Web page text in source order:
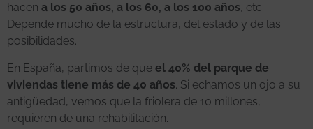
hacen a los 50 años, a los 60, a los 100 años, etc.
Depende mucho de la estructura, del estado y de las
posibilidades.
En España, partimos de que el 40% del parque de
viviendas tiene más de 40 años. Si echamos un ojo a su
antigüedad, vemos que la friolera de 10 millones,
requieren de una rehabilitación.